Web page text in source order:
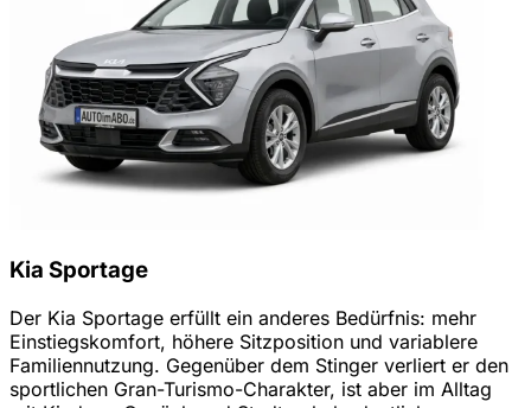
Kia Sportage
Der Kia Sportage erfüllt ein anderes Bedürfnis: mehr
Einstiegskomfort, höhere Sitzposition und variablere
Familiennutzung. Gegenüber dem Stinger verliert er den
sportlichen Gran-Turismo-Charakter, ist aber im Alltag